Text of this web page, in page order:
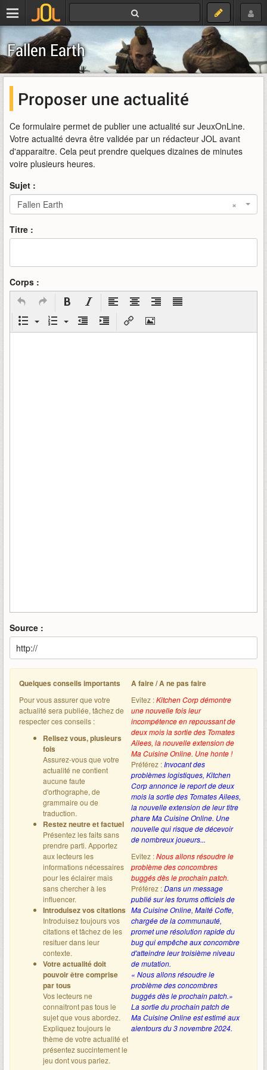
Fallen Earth
Proposer une actualité
Ce formulaire permet de publier une actualité sur JeuxOnLine.
Votre actualité devra être validée par un rédacteur JOL avant
d'apparaitre. Cela peut prendre quelques dizaines de minutes
voire plusieurs heures.
Sujet :
×
Fallen Earth
Titre :
Corps :
Source :
Quelques conseils importants
Pour vous assurer que votre
actualité sera publiée, tâchez de
respecter ces conseils :
Relisez vous, plusieurs
fois
Assurez-vous que votre
actualité ne contient
aucune faute
d'orthographe, de
grammaire ou de
traduction.
Restez neutre et factuel
Présentez les faits sans
prendre parti. Apportez
aux lecteurs les
informations nécessaires
pour les éclairer mais
sans chercher à les
influencer.
Introduisez vos citations
Introduisez toujours vos
citations et tâchez de les
resituer dans leur
contexte.
Votre actualité doit
pouvoir être comprise
par tous
Vos lecteurs ne
connaitront pas tous le
sujet que vous abordez.
Expliquez toujours le
thème de votre actualité et
présentez succintement le
jeu dont vous parlez.
A faire / A ne pas faire
Evitez :Kitchen Corp démontre
une nouvelle fois leur
incompétence en repoussant de
deux mois la sortie des Tomates
Ailees, la nouvelle extension de
Ma Cuisine Online. Une honte !
Préférez :Invocant des
problèmes logistiques, Kitchen
Corp annonce le report de deux
mois la sortie des Tomates Ailees,
la nouvelle extension de leur titre
phare Ma Cuisine Online. Une
nouvelle qui risque de décevoir
de nombreux joueurs...
Evitez :Nous allons résoudre le
problème des concombres
buggés dès le prochain patch.
Préférez :Dans un message
publié sur les forums officiels de
Ma Cuisine Online, Maité Coffe,
chargée de la communauté,
promet une résolution rapide du
bug qui empêche aux concombre
d'atteindre leur troisième niveau
de mutation.
« Nous allons résoudre le
problème des concombres
buggés dès le prochain patch.»
La sortie du prochain patch de
Ma Cuisine Online est estimé aux
alentours du 3 novembre 2024.